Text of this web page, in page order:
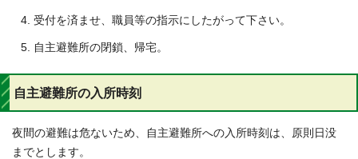
受付を済ませ、職員等の指示にしたがって下さい。
自主避難所の閉鎖、帰宅。
自主避難所の入所時刻
夜間の避難は危ないため、自主避難所への入所時刻は、原則日没
までとします。